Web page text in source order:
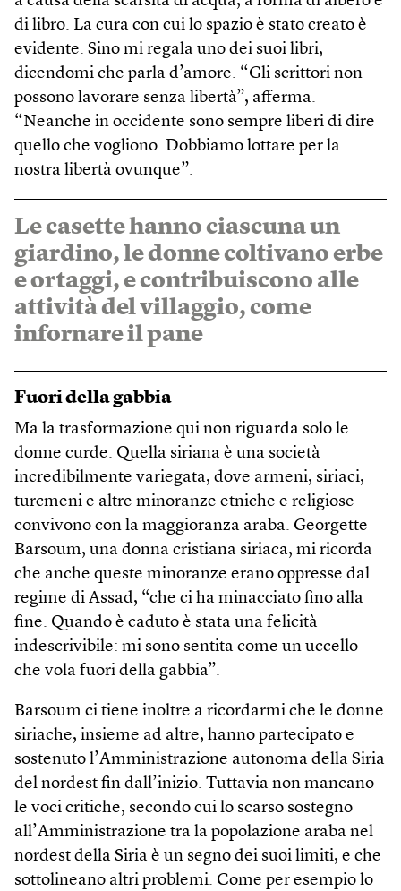
di libro. La cura con cui lo spazio è stato creato è
evidente. Sino mi regala uno dei suoi libri,
dicendomi che parla d’amore. “Gli scrittori non
possono lavorare senza libertà”, afferma.
“Neanche in occidente sono sempre liberi di dire
quello che vogliono. Dobbiamo lottare per la
nostra libertà ovunque”.
Le casette hanno ciascuna un
giardino, le donne coltivano erbe
e ortaggi, e contribuiscono alle
attività del villaggio, come
infornare il pane
Fuori della gabbia
Ma la trasformazione qui non riguarda solo le
donne curde. Quella siriana è una società
incredibilmente variegata, dove armeni, siriaci,
turcmeni e altre minoranze etniche e religiose
convivono con la maggioranza araba. Georgette
Barsoum, una donna cristiana siriaca, mi ricorda
che anche queste minoranze erano oppresse dal
regime di Assad, “che ci ha minacciato fino alla
fine. Quando è caduto è stata una felicità
indescrivibile: mi sono sentita come un uccello
che vola fuori della gabbia”.
Barsoum ci tiene inoltre a ricordarmi che le donne
siriache, insieme ad altre, hanno partecipato e
sostenuto l’Amministrazione autonoma della Siria
del nordest fin dall’inizio. Tuttavia non mancano
le voci critiche, secondo cui lo scarso sostegno
all’Amministrazione tra la popolazione araba nel
nordest della Siria è un segno dei suoi limiti, e che
sottolineano altri problemi. Come per esempio lo